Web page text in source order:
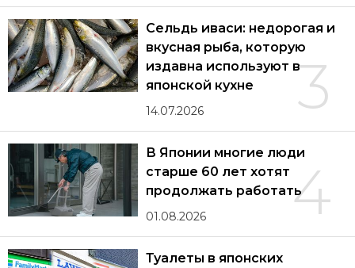
3
Сельдь иваси: недорогая и
вкусная рыба, которую
издавна используют в
японской кухне
14.07.2026
4
В Японии многие люди
старше 60 лет хотят
продолжать работать
01.08.2026
Туалеты в японских